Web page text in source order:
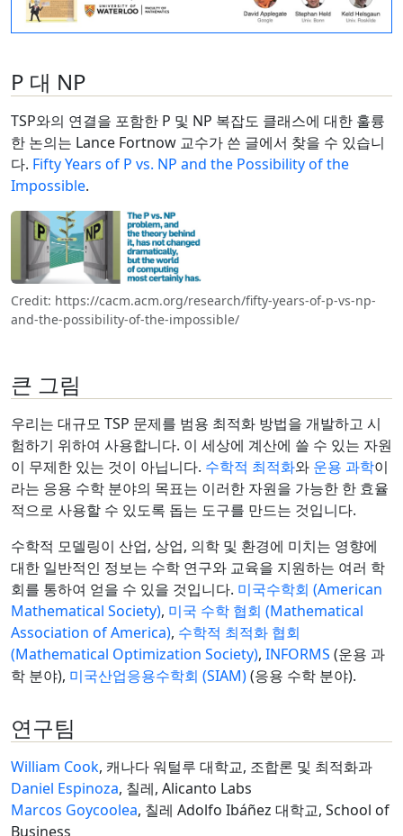
P 대 NP
TSP와의 연결을 포함한 P 및 NP 복잡도 클래스에 대한 훌륭
한 논의는 Lance Fortnow 교수가 쓴 글에서 찾을 수 있습니
다. Fifty Years of P vs. NP and the Possibility of the
Impossible.
Credit: https://cacm.acm.org/research/fifty-years-of-p-vs-np-
and-the-possibility-of-the-impossible/
큰 그림
우리는 대규모 TSP 문제를 범용 최적화 방법을 개발하고 시
험하기 위하여 사용합니다. 이 세상에 계산에 쓸 수 있는 자원
이 무제한 있는 것이 아닙니다. 수학적 최적화와 운용 과학이
라는 응용 수학 분야의 목표는 이러한 자원을 가능한 한 효율
적으로 사용할 수 있도록 돕는 도구를 만드는 것입니다.
수학적 모델링이 산업, 상업, 의학 및 환경에 미치는 영향에
대한 일반적인 정보는 수학 연구와 교육을 지원하는 여러 학
회를 통하여 얻을 수 있을 것입니다. 미국수학회 (American
Mathematical Society), 미국 수학 협회 (Mathematical
Association of America), 수학적 최적화 협회
(Mathematical Optimization Society), INFORMS (운용 과
학 분야), 미국산업응용수학회 (SIAM)(응용 수학 분야).
연구팀
William Cook, 캐나다 워털루 대학교, 조합론 및 최적화과
Daniel Espinoza, 칠레, Alicanto Labs
Marcos Goycoolea, 칠레 Adolfo Ibáñez 대학교, School of
Business